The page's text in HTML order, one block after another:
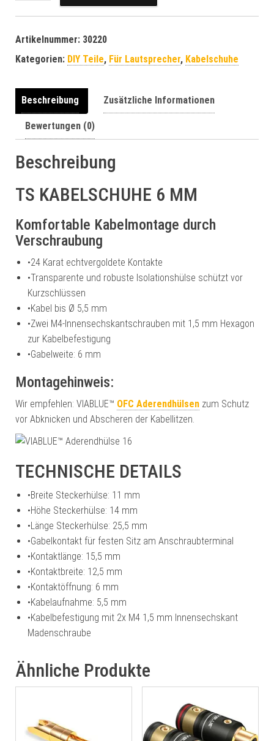
t
n
t
i
e
Artikelnummer: 30220
Kategorien: DIY Teile, Für Lautsprecher, Kabelschuhe
Beschreibung Zusätzliche Informationen
Bewertungen (0)
Beschreibung
TS KABELSCHUHE 6 MM
Komfortable Kabelmontage durch
Verschraubung
•24 Karat echtvergoldete Kontakte
•Transparente und robuste Isolationshülse schützt vor
Kurzschlüssen
•Kabel bis Ø 5,5 mm
•Zwei M4-Innensechskantschrauben mit 1,5 mm Hexagon
zur Kabelbefestigung
•Gabelweite: 6 mm
Montagehinweis:
Wir empfehlen: VIABLUE™ OFC Aderendhülsen zum Schutz
vor Abknicken und Abscheren der Kabellitzen.
TECHNISCHE DETAILS
•Breite Steckerhülse: 11 mm
•Höhe Steckerhülse: 14 mm
•Länge Steckerhülse: 25,5 mm
•Gabelkontakt für festen Sitz am Anschraubterminal
•Kontaktlänge: 15,5 mm
•Kontaktbreite: 12,5 mm
•Kontaktöffnung: 6 mm
•Kabelaufnahme: 5,5 mm
•Kabelbefestigung mit 2x M4 1,5 mm Innensechskant
Madenschraube
Ähnliche Produkte